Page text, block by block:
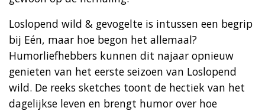
Loslopend wild & gevogelte is intussen een begrip
bij Eén, maar hoe begon het allemaal?
Humorliefhebbers kunnen dit najaar opnieuw
genieten van het eerste seizoen van Loslopend
wild. De reeks sketches toont de hectiek van het
dagelijkse leven en brengt humor over hoe